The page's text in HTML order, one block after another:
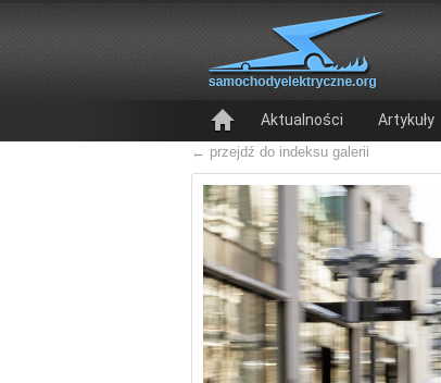
Aktualności Artykuły
← przejdź do indeksu galerii